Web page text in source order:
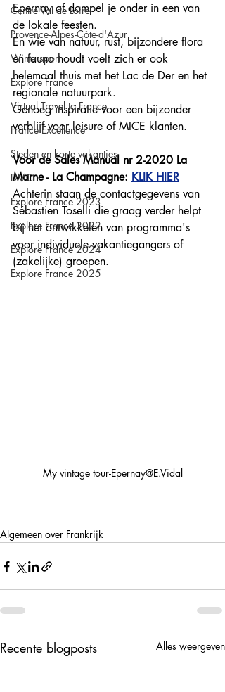
Centre Val de Loire
Provence-Alpes-Côte-d'Azur
Wintersport
Explore France
Virtual Travel to France
France Excellence
Steden en korte vakanties
DMC
Explore France 2023
Explore France 2022
Explore France 2024
Explore France 2025
Epernay of dompel je onder in een van
de lokale feesten.
En wie van natuur, rust, bijzondere flora
en fauna houdt voelt zich er ook
helemaal thuis met het Lac de Der en het
regionale natuurpark.
Genoeg inspiratie voor een bijzonder
verblijf voor leisure of MICE klanten.
Voor de Sales Manual nr 2-2020 La
Marne - La Champagne: KLIK HIER
Achterin staan de contactgegevens van
Sébastien Toselli die graag verder helpt
bij het ontwikkelen van programma's
voor individuele vakantiegangers of
(zakelijke) groepen.
My vintage tour-Epernay@E.Vidal
Algemeen over Frankrijk
Recente blogposts Alles weergeven